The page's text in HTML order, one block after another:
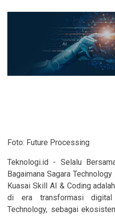
Foto: Future Processing
Teknologi.id - Selalu
Bagaimana Sagara
Kuasai Skill AI & Coding
di era transformasi digital
Technology, sebagai